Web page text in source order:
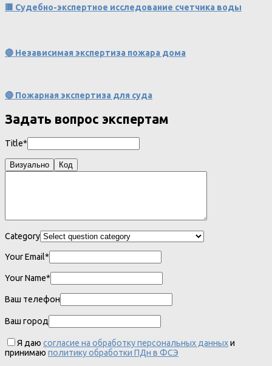
🟥 Судебно-экспертное исследование счетчика воды
🔴 Независимая экспертиза пожара дома
🔴 Пожарная экспертиза для суда
Задать вопрос экспертам
Title*
Визуально Код
Category
Your Email*
Your Name*
Ваш телефон
Ваш город
Я даю согласие на обработку персональных данныхи
принимаю политику обработки ПДн в ФСЭ